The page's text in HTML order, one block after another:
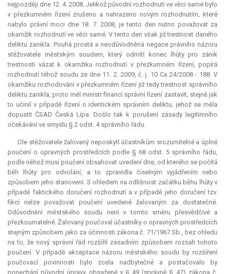
nejpozději dne 12. 4. 2008. Jelikož původní rozhodnutí ve věci samé bylo
v přezkumném řízení zrušeno a nahrazeno novým rozhodnutím, které
nabylo právní moci dne 18. 7. 2008, je tento den nutno považovat za
okamžik rozhodnutí ve věci samé. V tento den však již trestnost daného
deliktu zanikla. Pouhá prostá a neodůvodněná negace právního názoru
stěžovatele městským soudem, který odmítl konec lhůty pro zánik
trestnosti vázat k okamžiku rozhodnutí v přezkumném řízení, popírá
rozhodnutí téhož soudu ze dne 11. 2. 2009, č. j. 10 Ca 24/2008 - 188. V
okamžiku rozhodování v přezkumném řízení již tedy trestnost správního
deliktu zanikla, proto měl ministr financí správní řízení zastavit, stejně jak
to učinil v případě řízení o identickém správním deliktu, jehož se měla
dopustit ČSAD Česká Lípa. Došlo tak k porušení zásady legitimního
očekávání ve smyslu § 2 odst. 4 správního řádu.
Dle stěžovatele žalovaný neposkytl účastníkům srozumitelné a úplné
poučení o opravných prostředcích podle § 68 odst. 5 správního řádu,
podle něhož musí poučení obsahovat uvedení dne, od kterého se počítá
běh lhůty pro odvolání, a to zpravidla číselným vyjádřením nebo
způsobem jeho stanovení. S ohledem na odlišnost začátku běhu lhůty v
případě faktického doručení rozhodnutí a v případě jeho doručení tzv.
fikcí nelze považovat poučení uvedené žalovaným za dostatečné.
Odůvodnění městského soudu není v tomto směru přesvědčivé a
přezkoumatelné. Žalovaný poučoval účastníky o opravných prostředcích
stejným způsobem jako za účinnosti zákona č. 71/1967 Sb., bez ohledu
na to, že nový správní řád rozšířil zásadním způsobem rozsah tohoto
poučení. V případě akceptace názoru městského soudu by rozšíření
poučovací povinnosti bylo zcela nadbytečné a postačovalo by
ponechání původní úpravy obsažené v § 49 (správně § 47) zákona č.